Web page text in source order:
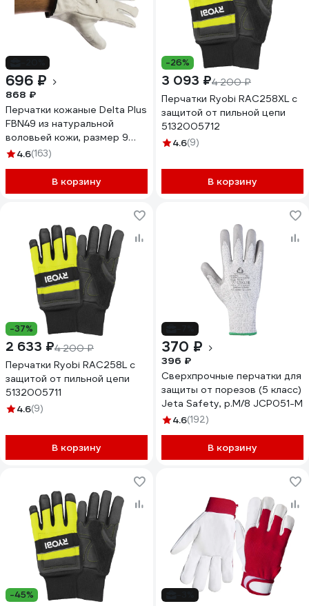
696 ₽
868 ₽
Перчатки кожаные Delta Plus
FBN49 из натуральной
воловьей кожи, размер 9
FBN4909
4.6(163)
В корзину
-26%
3 093 ₽4 200 ₽
Перчатки Ryobi RAC258XL с
защитой от пильной цепи
5132005712
4.6(9)
В корзину
-37%
2 633 ₽4 200 ₽
Перчатки Ryobi RAC258L с
защитой от пильной цепи
5132005711
4.6(9)
В корзину
370 ₽
396 ₽
Сверхпрочные перчатки для
защиты от порезов (5 класс)
Jeta Safety, р.M/8 JCP051-M
4.6(192)
В корзину
-45%